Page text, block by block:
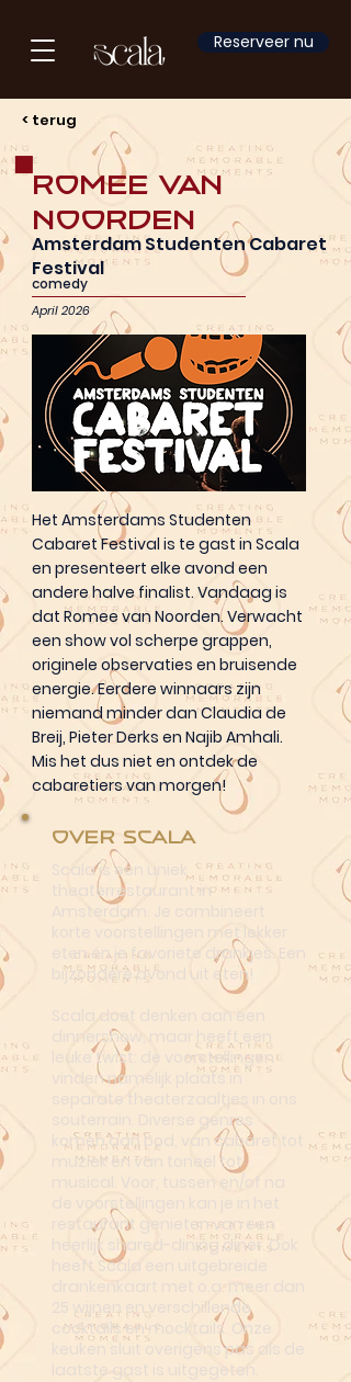
Reserveer nu
< terug
Romee van
Noorden
Amsterdam Studenten Cabaret
Festival
comedy
April 2026
Het Amsterdams Studenten
Cabaret Festival is te gast in Scala
en presenteert elke avond een
andere halve finalist. Vandaag is
dat Romee van Noorden. Verwacht
een show vol scherpe grappen,
originele observaties en bruisende
energie. Eerdere winnaars zijn
niemand minder dan Claudia de
Breij, Pieter Derks en Najib Amhali.
Mis het dus niet en ontdek de
cabaretiers van morgen!
Over Scala
Scala is een uniek
theaterrestaurant in
Amsterdam. Je combineert
korte voorstellingen met lekker
eten én je favoriete drankjes. Een
bijzondere avond uit eten!
Scala doet denken aan een
dinnershow, maar heeft een
leuke twist: de voorstellingen
vinden namelijk plaats in
separate theaterzaaltjes in ons
souterrain. Diverse genres
komen aan bod, van cabaret tot
muziek en van toneel tot
musical. Voor, tussen en/of na
de voorstellingen kan je in het
restaurant genieten van een
heerlijk shared-dining diner. Ook
heeft Scala een uitgebreide
drankenkaart met o.a. meer dan
25 wijnen en verschillende
cocktails en mocktails. Onze
keuken sluit overigens pas als de
laatste gast is uitgegeten.